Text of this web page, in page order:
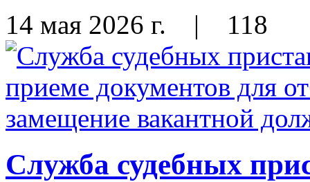
14 мая 2026 г. | 118
Служба судебных